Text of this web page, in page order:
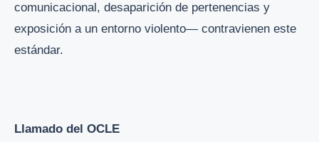
comunicacional, desaparición de pertenencias y
exposición a un entorno violento— contravienen este
estándar.
Llamado del OCLE